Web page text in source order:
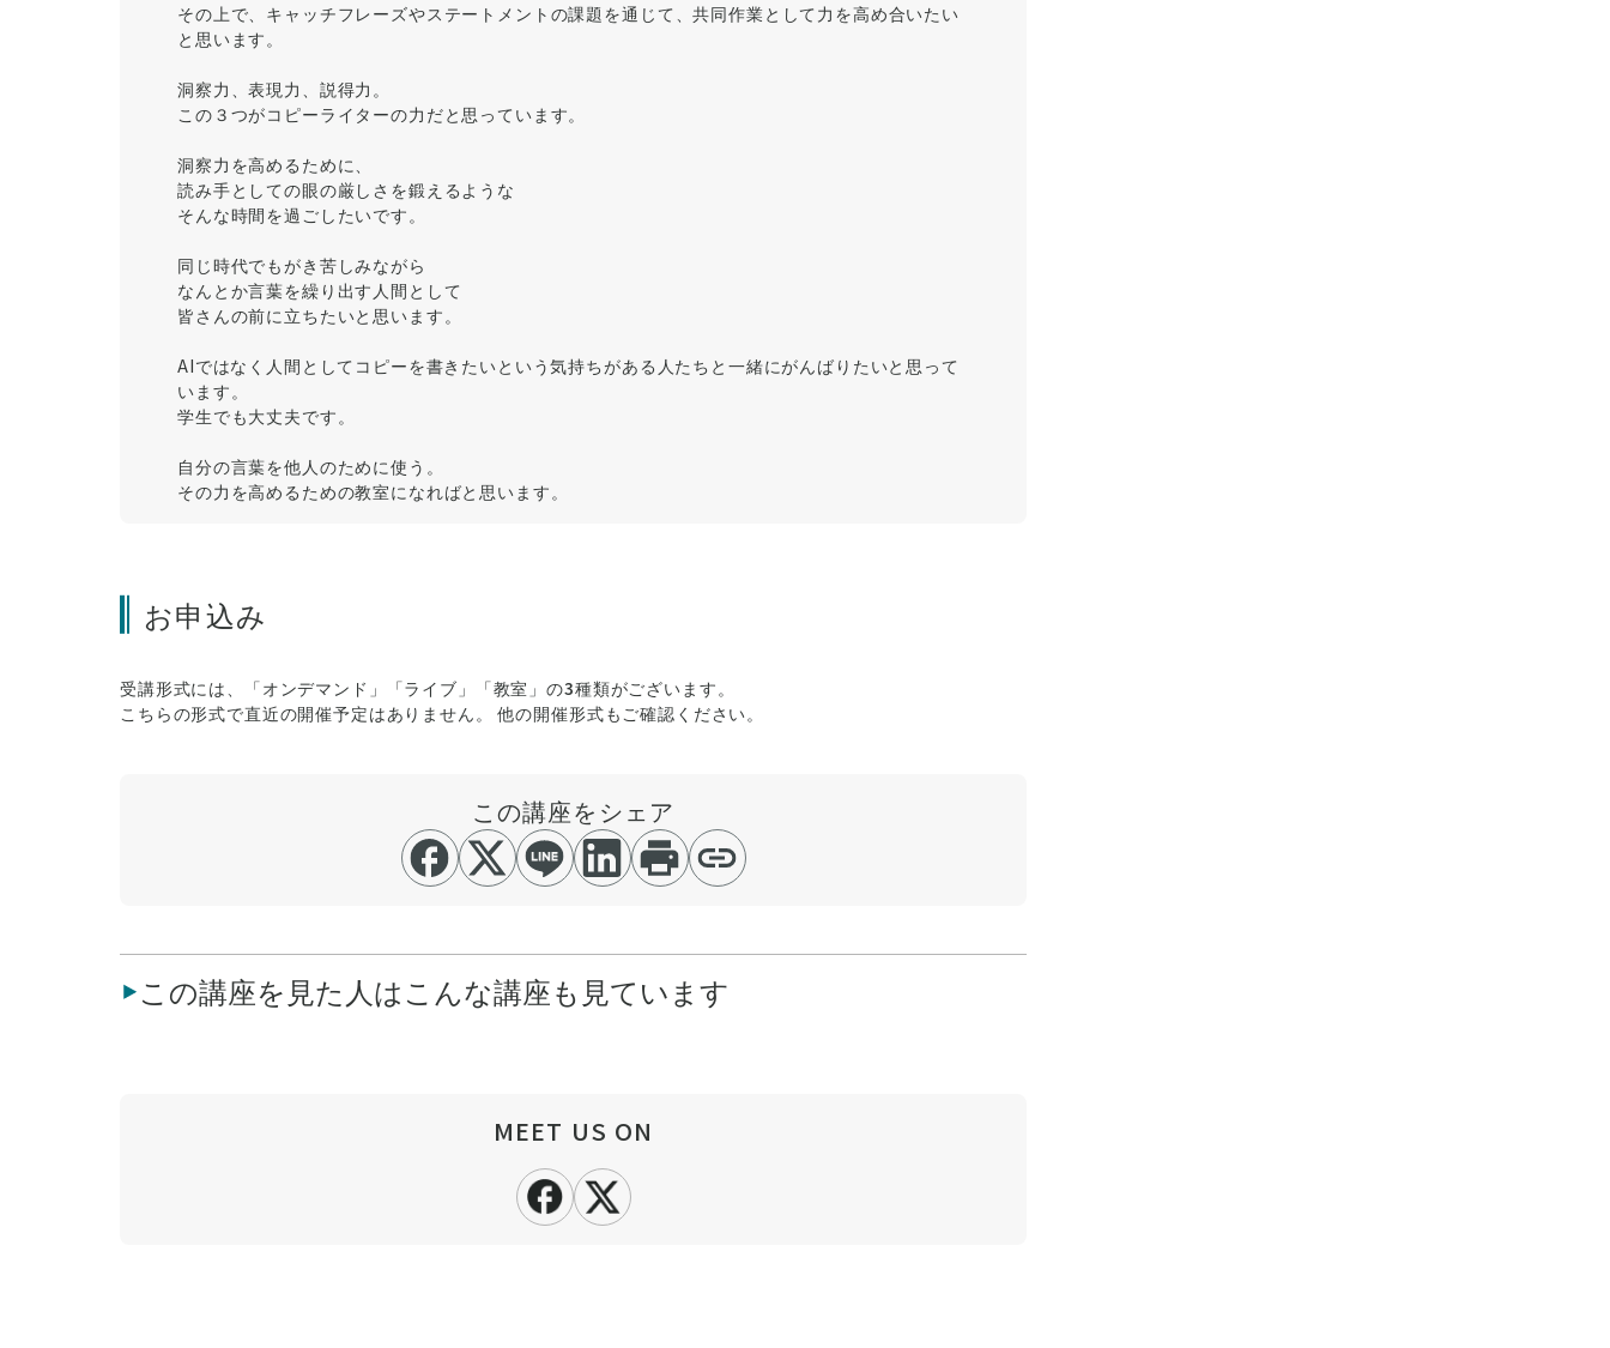
その上で、キャッチフレーズやステートメントの課題を通じて、共同作業として力を高め合いたい
と思います。
洞察力、表現力、説得力。
この３つがコピーライターの力だと思っています。
洞察力を高めるために、
読み手としての眼の厳しさを鍛えるような
そんな時間を過ごしたいです。
同じ時代でもがき苦しみながら
なんとか言葉を繰り出す人間として
皆さんの前に立ちたいと思います。
AIではなく人間としてコピーを書きたいという気持ちがある人たちと一緒にがんばりたいと思って
います。
学生でも大丈夫です。
自分の言葉を他人のために使う。
その力を高めるための教室になればと思います。
お申込み
受講形式には、「オンデマンド」「ライブ」「教室」の3種類がございます。
こちらの形式で直近の開催予定はありません。 他の開催形式もご確認ください。
この講座をシェア
この講座を見た人はこんな講座も見ています
MEET US ON